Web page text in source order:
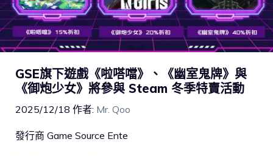
GSE旗下遊戲《啦嗒噹》、《幽室鬼牌》與
《御炮少女》將參與 Steam 冬季特賣活動
2025/12/18 作者: Mr. Qoo
發行商 Game Source Ente